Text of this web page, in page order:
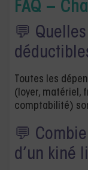
FAQ –
💬
Toutes les
(loyer, matériel,
comptabilité)
💬
d’un kiné